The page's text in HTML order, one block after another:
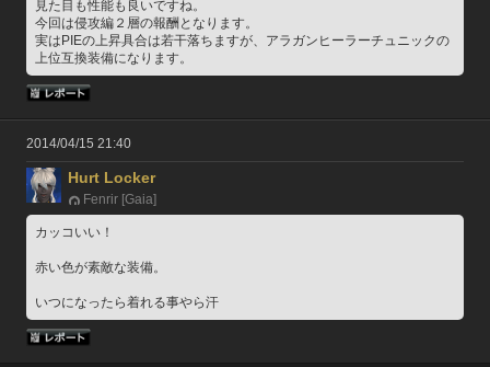
見た目も性能も良いですね。
今回は侵攻編２層の報酬となります。
実はPIEの上昇具合は若干落ちますが、アラガンヒーラーチュニックの
上位互換装備になります。
2014/04/15 21:40
Hurt Locker
Fenrir [Gaia]
カッコいい！
赤い色が素敵な装備。
いつになったら着れる事やら汗